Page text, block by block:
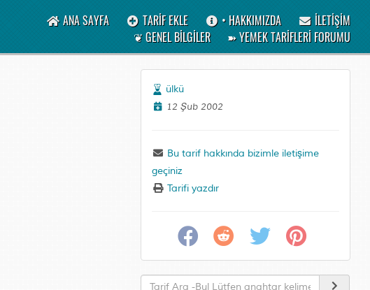
ANA SAYFA TARİF EKLE • HAKKIMIZDA
İLETİŞİM
❦ GENEL BİLGİLER
➽ YEMEK TARİFLERİ FORUMU
ülkü
12 Şub 2002
Bu tarif hakkında bizimle iletişime
geçiniz
Tarifi yazdır